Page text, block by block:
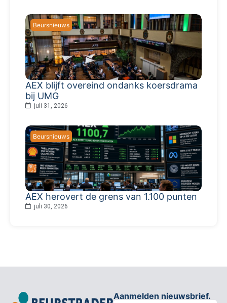
Beursnieuws
AEX blijft overeind ondanks koersdrama
bij UMG
juli 31, 2026
Beursnieuws
AEX herovert de grens van 1.100 punten
juli 30, 2026
Aanmelden nieuwsbrief.